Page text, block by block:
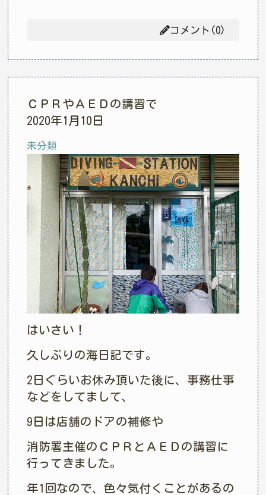
コメント(0)
ＣＰＲやＡＥＤの講習で
2020年1月10日
未分類
はいさい！
久しぶりの海日記です。
2日ぐらいお休み頂いた後に、事務仕事
などをしてまして、
9日は店舗のドアの補修や
消防署主催のＣＰＲとＡＥＤの講習に
行ってきました。
年1回なので、色々気付くことがあるの